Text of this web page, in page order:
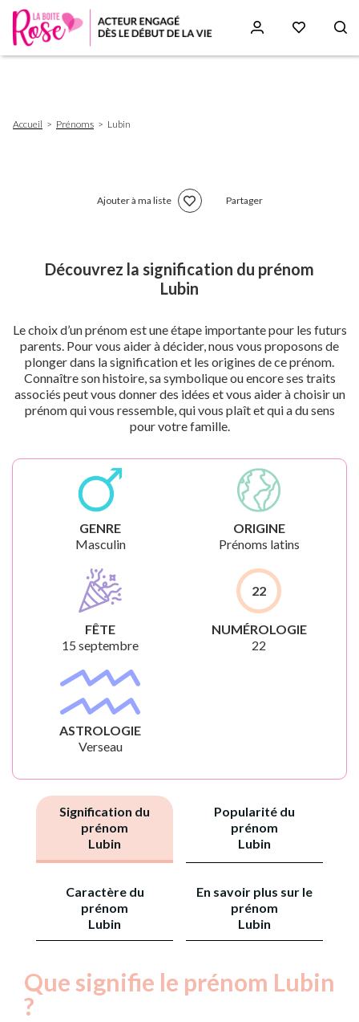
d'Ariane
Accueil Prénoms Lubin
Ajouter à ma liste Partager
Découvrez la signification du prénom
Lubin
Le choix d’un prénom est une étape importante pour les futurs
parents. Pour vous aider à décider, nous vous proposons de
plonger dans la signification et les origines de ce prénom.
Connaître son histoire, sa symbolique ou encore ses traits
associés peut vous donner des idées et vous aider à choisir un
prénom qui vous ressemble, qui vous plaît et qui a du sens
pour votre famille.
GENRE
Masculin
ORIGINE
Prénoms latins
FÊTE
15 septembre
22
NUMÉROLOGIE
22
ASTROLOGIE
Verseau
Signification du
prénom
Lubin
Popularité du
prénom
Lubin
Caractère du
prénom
Lubin
En savoir plus sur le
prénom
Lubin
Que signifie le prénom Lubin
?